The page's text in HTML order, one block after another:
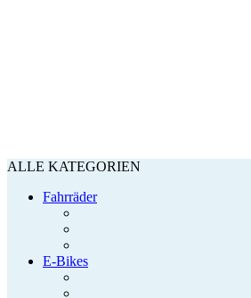
ALLE KATEGORIEN
Fahrräder
E-Bikes